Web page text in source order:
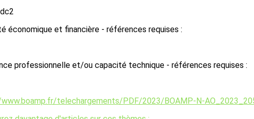
économique et financière - références requises :
professionnelle et/ou capacité technique - références requises :
telechargements/PDF/2023/BOAMP-N-